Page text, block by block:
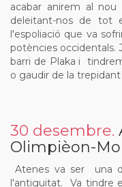
acabar anirem al
deleitant-nos de tot
l'espoliació que va
potències occidentals.
barri de Plaka i
o gaudir de la trepidant
30 desembre.
Olimpièon-
Atenes va ser una
l'antiguitat. Va tindre